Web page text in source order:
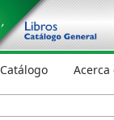
Catálogo Acerca